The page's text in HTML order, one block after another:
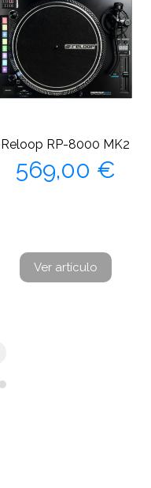
Reloop RP-8000 MK2
Precio
569,00 €
Ver artículo